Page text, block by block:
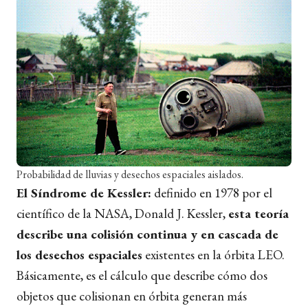
Probabilidad de lluvias y desechos espaciales aislados.
El Síndrome de Kessler: definido en 1978 por el
científico de la NASA, Donald J. Kessler, esta teoría
describe una colisión continua y en cascada de
los desechos espaciales existentes en la órbita LEO.
Básicamente, es el cálculo que describe cómo dos
objetos que colisionan en órbita generan más